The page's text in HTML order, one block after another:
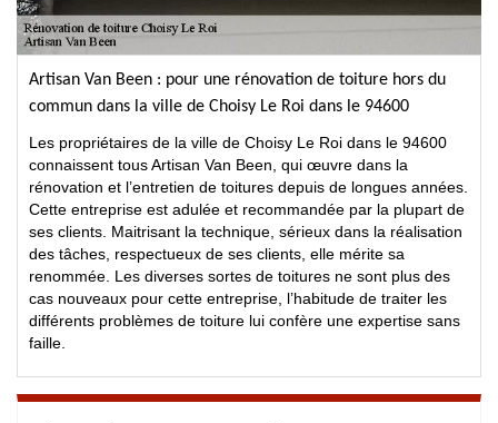
Artisan Van Been : pour une rénovation de toiture hors du
commun dans la ville de Choisy Le Roi dans le 94600
Les propriétaires de la ville de Choisy Le Roi dans le 94600
connaissent tous Artisan Van Been, qui œuvre dans la
rénovation et l’entretien de toitures depuis de longues années.
Cette entreprise est adulée et recommandée par la plupart de
ses clients. Maitrisant la technique, sérieux dans la réalisation
des tâches, respectueux de ses clients, elle mérite sa
renommée. Les diverses sortes de toitures ne sont plus des
cas nouveaux pour cette entreprise, l’habitude de traiter les
différents problèmes de toiture lui confère une expertise sans
faille.